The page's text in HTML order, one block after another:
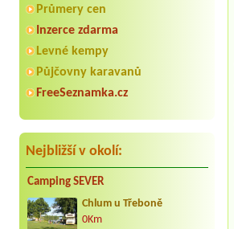
Průmery cen
Inzerce zdarma
Levné kempy
Půjčovny karavanů
FreeSeznamka.cz
Nejbližší v okolí:
Camping SEVER
Chlum u Třeboně
0Km